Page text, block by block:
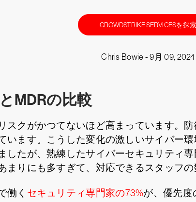
CROWDSTRIKE SERVICESを探索
Chris Bowie -9月 09, 2024
MDRの比較
スクがかつてないほど高まっています。
います。こうした変化の激しいサイバー
したが、熟練したサイバーセキュリティ
まりにも多すぎて、対応できるスタッフの
働く セキュリティ専門家の73%が、優先度